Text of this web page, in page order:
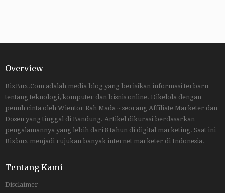
Overview
BixBux.Com adalah media blog yang berisikan informasi terbaru
tentang teknologi, komputer dan bisnis online. Dikelola dengan
penuh cinta oleh Wientor Rah Mada ~ seorang Affiliate Marketer dan
Dosen yang tinggal di Bandung. Artikel dikurasi berdasarkan
pengalamannya yang lebih dari 8 tahun di digital marketing. Saat ini
Bixbux menjadi rujukan banyak internet marketer di Indonesia.
Tentang Kami
Disclaimer